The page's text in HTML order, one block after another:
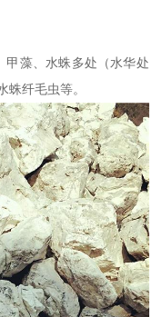
甲藻、水蛛多处（水华处
纤毛虫等。